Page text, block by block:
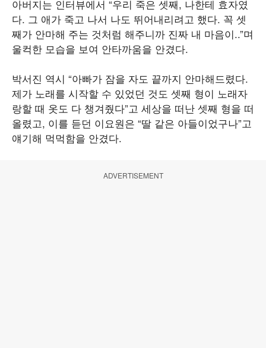
아버지는 인터뷰에서 “우리 죽은 셋째, 나한테 효자였
다. 그 애가 죽고 나서 나도 뛰어내리려고 했다. 꼭 셋
째가 안마해 주는 것처럼 해주니까 진짜 내 마음이..”며
울컥한 모습을 보여 안타까움을 안겼다.
박서진 역시 “아빠가 잠을 자도 끝까지 안마해드렸다.
제가 노래를 시작할 수 있었던 것도 셋째 형이 노래자
랑할 때 옷도 다 챙겨줬다”고 세상을 떠난 셋째 형을 떠
올렸고, 이를 듣던 이요원은 “딸 같은 아들이었구나”고
얘기해 먹먹함을 안겼다.
ADVERTISEMENT